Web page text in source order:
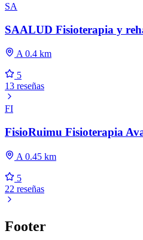
SA
SAALUD Fisioterapia y
A 0.4 km
5
13 reseñas
FI
FisioRuimu Fisioterapia
A 0.45 km
5
22 reseñas
Footer